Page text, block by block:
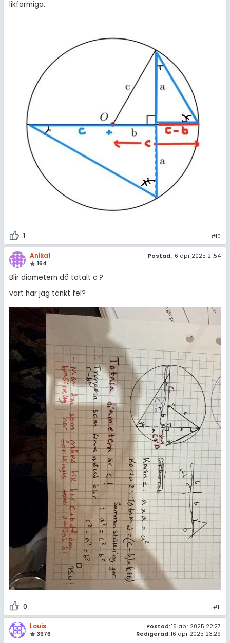
likformiga.
1 #10
Anika1
164
Postad:16 apr 2025 21:54
Blir diametern då totalt c ?
vart har jag tänkt fel?
0 #11
Louis
3976
Postad:16 apr 2025 22:27
Redigerad:16 apr 2025 23:29